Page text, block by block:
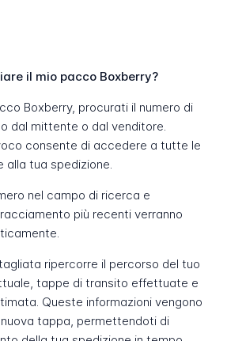
il mio pacco Boxberry?
Boxberry, procurati il numero di
dal mittente o dal venditore.
consente di accedere a tutte le
alla tua spedizione.
nel campo di ricerca e
più recenti verranno
ripercorre il percorso del tuo
tappe di transito effettuate e
Queste informazioni vengono
tappa, permettendoti di